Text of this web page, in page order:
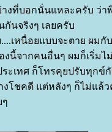
งที่บอกนั่นแหละครับ ว่า
นจริงๆ เลยครับ
เหนื่อยแบบจะตาย ผมกั
นี้จากคนอื่นๆ ผมก็เริ่มไ
ะเทศ ก็โทรคุยปรับทุกข์
โชคดี แต่หลังๆ ก็ไม่แล้
ๆ